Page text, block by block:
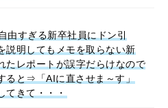
由すぎる新卒社員にドン引
説明してもメモを取らない新
たレポートが誤字だらけなので
ると⇒「AIに直させま～す」
てきて・・・